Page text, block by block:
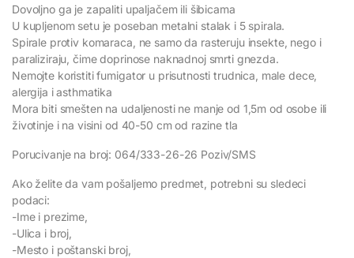
Dovoljno ga je zapaliti upaljačem ili šibicama
U kupljenom setu je poseban metalni stalak i 5 spirala.
Spirale protiv komaraca, ne samo da rasteruju insekte, nego i
paraliziraju, čime doprinose naknadnoj smrti gnezda.
Nemojte koristiti fumigator u prisutnosti trudnica, male dece,
alergija i asthmatika
Mora biti smešten na udaljenosti ne manje od 1,5m od osobe ili
životinje i na visini od 40-50 cm od razine tla
Porucivanje na broj: 064/333-26-26 Poziv/SMS
Ako želite da vam pošaljemo predmet, potrebni su sledeci
podaci:
-Ime i prezime,
-Ulica i broj,
-Mesto i poštanski broj,